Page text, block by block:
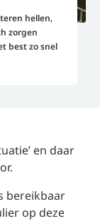
hellen,
zorgen
best zo snel
en daar
bereikbaar
op deze